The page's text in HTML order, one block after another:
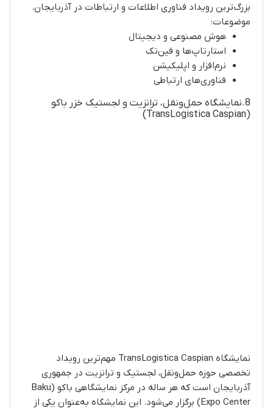
بزرگ‌ترین رویداد فناوری اطلاعات و ارتباطات در آذربایجان.
موضوعات:
هوش مصنوعی و دیجیتال
استارتاپ‌ها و فین‌تک
نرم‌افزار و اپلیکیشن
فناوری‌های ارتباطی
8.نمایشگاه حمل‌ونقل، ترانزیت و لجستیک خزر باکو
نمایشگاه TransLogistica Caspian مهم‌ترین رویداد
تخصصی حوزه حمل‌ونقل، لجستیک و ترانزیت در جمهوری
آذربایجان است که هر ساله در مرکز نمایشگاهی باکو (Baku
Expo Center) برگزار می‌شود. این نمایشگاه به‌عنوان یکی از